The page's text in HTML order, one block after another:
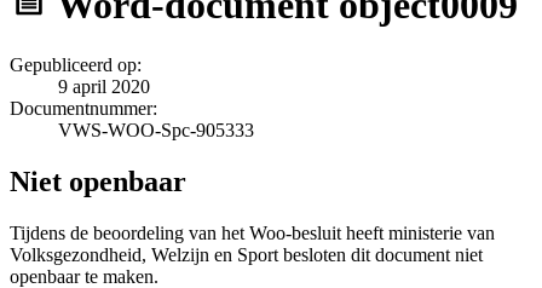
Gepubliceerd op:
9 april 2020
Documentnummer:
VWS-WOO-Spc-905333
Niet openbaar
Tijdens de beoordeling van het Woo-besluit heeft ministerie van
Volksgezondheid, Welzijn en Sport besloten dit document niet
openbaar te maken.